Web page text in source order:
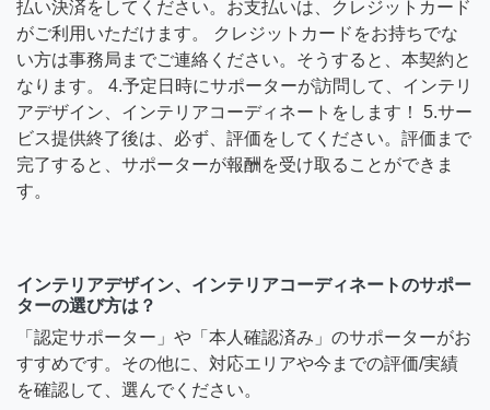
払い決済をしてください。お支払いは、クレジットカード
がご利用いただけます。 クレジットカードをお持ちでな
い方は事務局までご連絡ください。そうすると、本契約と
なります。 4.予定日時にサポーターが訪問して、インテリ
アデザイン、インテリアコーディネートをします！ 5.サー
ビス提供終了後は、必ず、評価をしてください。評価まで
完了すると、サポーターが報酬を受け取ることができま
す。
インテリアデザイン、インテリアコーディネートのサポー
ターの選び方は？
「認定サポーター」や「本人確認済み」のサポーターがお
すすめです。その他に、対応エリアや今までの評価/実績
を確認して、選んでください。